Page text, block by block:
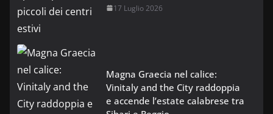
17 Luglio 2026
Magna Graecia nel calice:
Vinitaly and the City raddoppia
e accende l’estate calabrese tra